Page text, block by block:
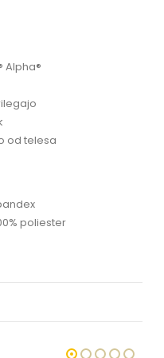
Alpha®
od telesa
poliester